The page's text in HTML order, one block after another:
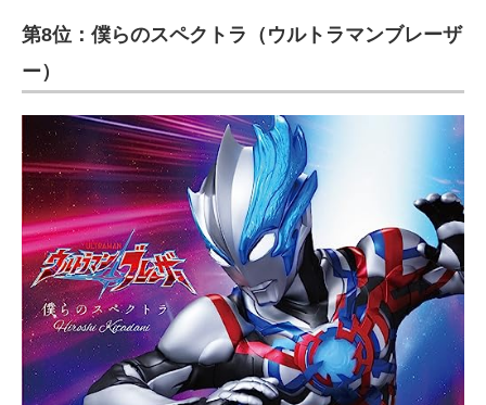
第8位：僕らのスペクトラ（ウルトラマンブレーザ
ー）